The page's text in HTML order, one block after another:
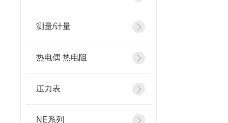
测量/计量
热电偶 热电阻
压力表
NE系列